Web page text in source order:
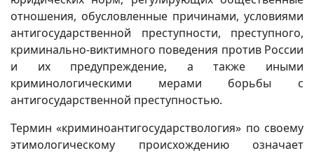
отношения, обусловленные причинами, условиями
антигосударственной преступности, преступного,
криминально-виктимного поведения против России
и их предупреждение, a также иными
криминологическими мерами борьбы с
антигосударственной преступностью.
Термин «криминоантигосударствология» по своему
этимологическому происхождению означает